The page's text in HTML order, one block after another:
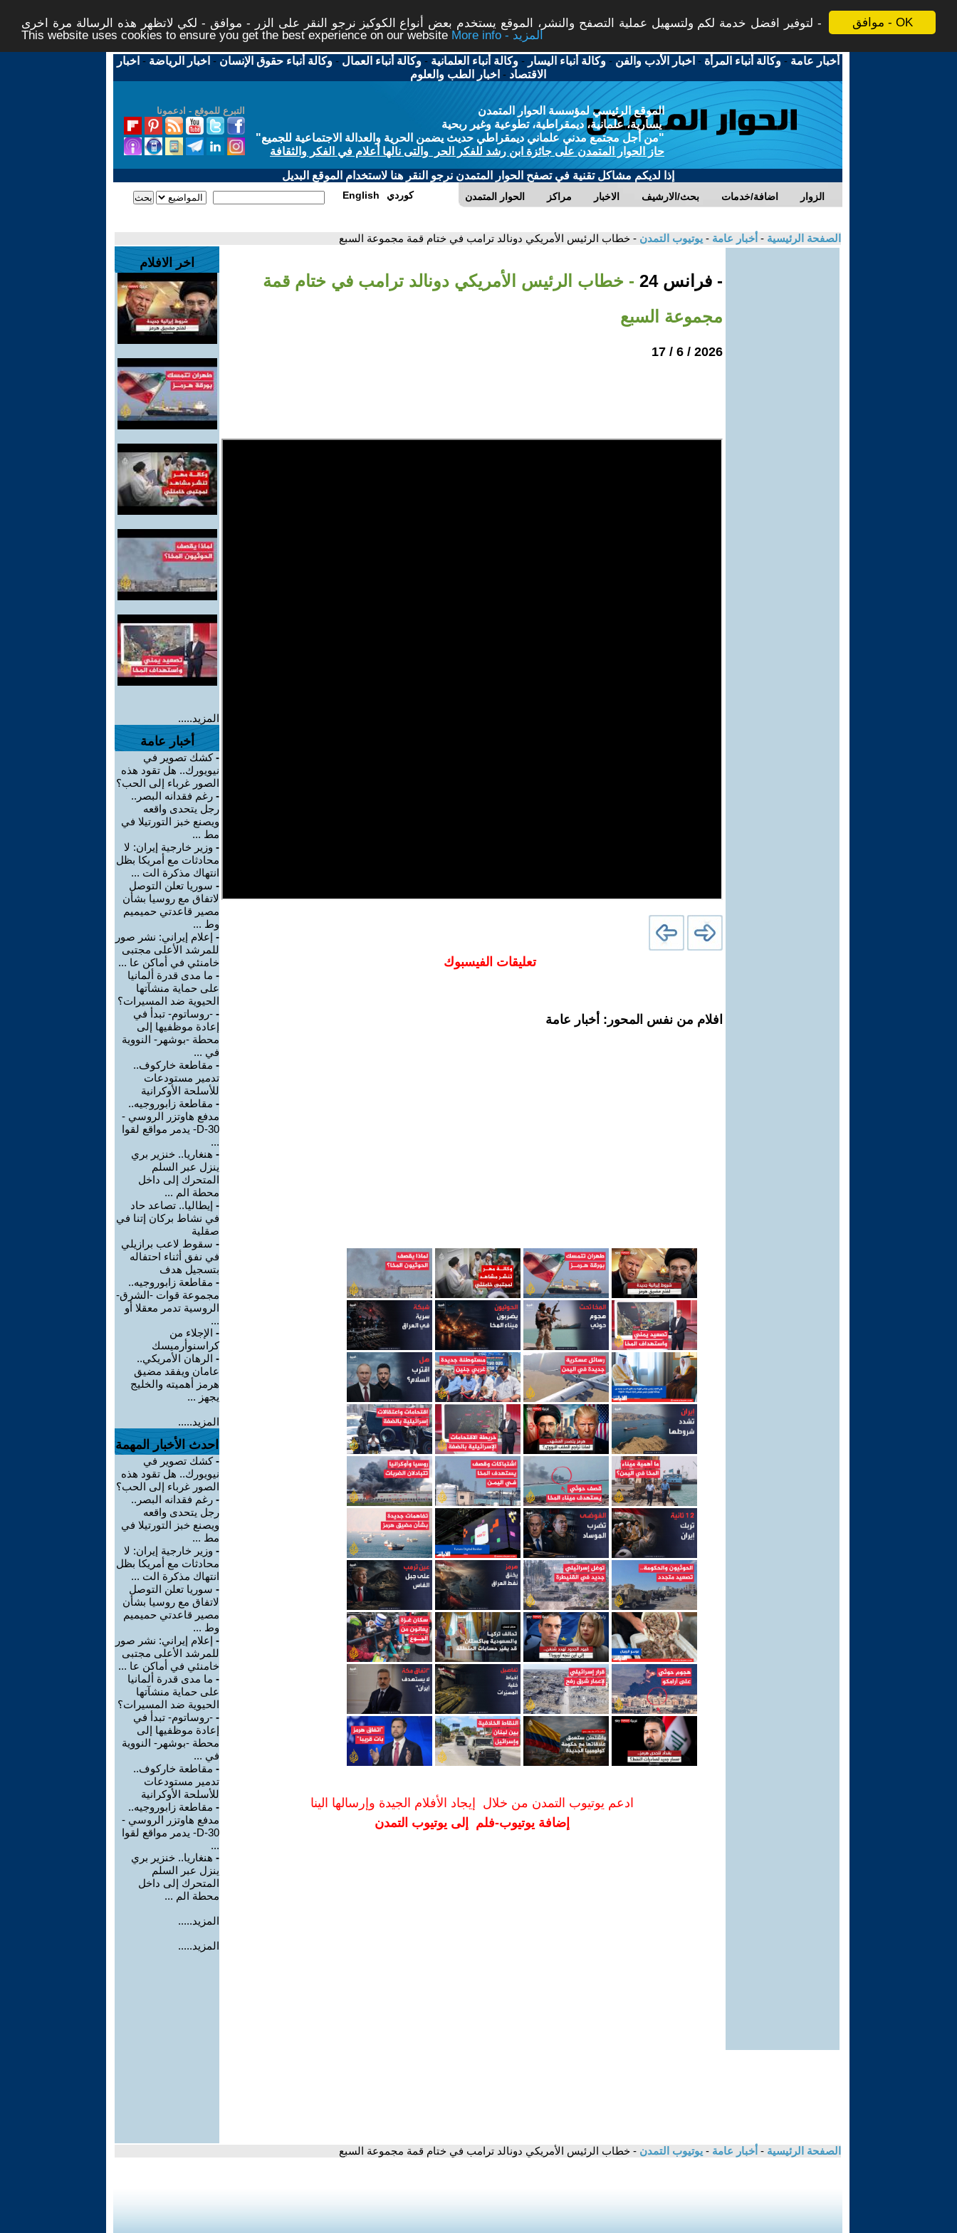
موافق - OK
لتوفير افضل خدمة لكم ولتسهيل عملية التصفح والنشر، الموقع يستخدم بعض أنواع الكوكيز نرجو النقر على الزر - موافق - لكي لاتظهر هذه الرسالة مرة اخرى -
This website uses cookies to ensure you get the best experience on our website
More info - المزيد
أخبار عامة -وكالة أنباء المرأة - اخبار الأدب والفن -وكالة أنباء اليسار -وكالة أنباء العلمانية -وكالة أنباء العمال -وكالة أنباء حقوق الإنسان - اخبار الرياضة - اخبار
الاقتصاد - اخبار الطب والعلوم
التبرع للموقع - ادعمونا
الموقع الرئيسي لمؤسسة الحوار المتمدن
يسارية، علمانية، ديمقراطية، تطوعية وغير ربحية
"من أجل مجتمع مدني علماني ديمقراطي حديث يضمن الحرية والعدالة الاجتماعية للجميع"
حاز الحوار المتمدن على جائزة ابن رشد للفكر الحر والتى نالها أعلام في الفكر والثقافة
إذا لديكم مشاكل تقنية في تصفح الحوار المتمدن نرجو النقر هنا لاستخدام الموقع البديل
الحوار المتمدن مراكز الاخبار بحث/الارشيف اضافة/خدمات الزوار English كوردي
الصفحة الرئيسية - أخبار عامة - يوتيوب التمدن - خطاب الرئيس الأمريكي دونالد ترامب في ختام قمة مجموعة السبع
- فرانس 24
- خطاب الرئيس الأمريكي دونالد ترامب في ختام قمة
مجموعة السبع
2026 / 6 / 17
تعليقات الفيسبوك
افلام من نفس المحور: أخبار عامة
ادعم يوتيوب التمدن من خلال إيجاد الأفلام الجيدة وإرسالها الينا
إضافة يوتيوب-فلم إلى يوتيوب التمدن
اخر الافلام
المزيد.....
أخبار عامة
-كشك تصوير في
نيويورك.. هل تقود هذه
الصور غرباء إلى الحب؟
- رغم فقدانه البصر..
رجل يتحدى واقعه
ويصنع خبز التورتيلا في
مط ...
- وزير خارجية إيران: لا
محادثات مع أمريكا بظل
انتهاك مذكرة الت ...
- سوريا تعلن التوصل
لاتفاق مع روسيا بشأن
مصير قاعدتي حميميم
وط ...
- إعلام إيراني: نشر صور
للمرشد الأعلى مجتبى
خامنئي في أماكن عا ...
- ما مدى قدرة ألمانيا
على حماية منشآتها
الحيوية ضد المسيرات؟
- -روساتوم- تبدأ في
إعادة موظفيها إلى
محطة -بوشهر- النووية
في ...
- مقاطعة خاركوف..
تدمير مستودعات
للأسلحة الأوكرانية
- مقاطعة زابوروجيه..
مدفع هاوتزر الروسي -
D-30- يدمر مواقع لقوا
...
- هنغاريا.. خنزير بري
ينزل عبر السلم
المتحرك إلى داخل
محطة الم ...
- إيطاليا.. تصاعد حاد
في نشاط بركان إتنا في
صقلية
- سقوط لاعب برازيلي
في نفق أثناء احتفاله
بتسجيل هدف
- مقاطعة زابوروجيه..
مجموعة قوات -الشرق-
الروسية تدمر معقلا أو
...
- الإجلاء من
كراسنوأرميسك
- الرهان الأمريكي..
عامان ويفقد مضيق
هرمز أهميته والخليج
يجهز ...
المزيد.....
احدث الأخبار المهمة
-كشك تصوير في
نيويورك.. هل تقود هذه
الصور غرباء إلى الحب؟
- رغم فقدانه البصر..
رجل يتحدى واقعه
ويصنع خبز التورتيلا في
مط ...
- وزير خارجية إيران: لا
محادثات مع أمريكا بظل
انتهاك مذكرة الت ...
- سوريا تعلن التوصل
لاتفاق مع روسيا بشأن
مصير قاعدتي حميميم
وط ...
- إعلام إيراني: نشر صور
للمرشد الأعلى مجتبى
خامنئي في أماكن عا ...
- ما مدى قدرة ألمانيا
على حماية منشآتها
الحيوية ضد المسيرات؟
- -روساتوم- تبدأ في
إعادة موظفيها إلى
محطة -بوشهر- النووية
في ...
- مقاطعة خاركوف..
تدمير مستودعات
للأسلحة الأوكرانية
- مقاطعة زابوروجيه..
مدفع هاوتزر الروسي -
D-30- يدمر مواقع لقوا
...
- هنغاريا.. خنزير بري
ينزل عبر السلم
المتحرك إلى داخل
محطة الم ...
المزيد.....
المزيد.....
الصفحة الرئيسية - أخبار عامة - يوتيوب التمدن - خطاب الرئيس الأمريكي دونالد ترامب في ختام قمة مجموعة السبع